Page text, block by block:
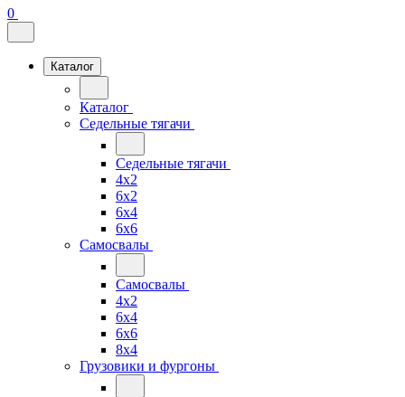
0
Каталог
Каталог
Седельные тягачи
Седельные тягачи
4x2
6x2
6x4
6x6
Самосвалы
Самосвалы
4x2
6x4
6x6
8x4
Грузовики и фургоны